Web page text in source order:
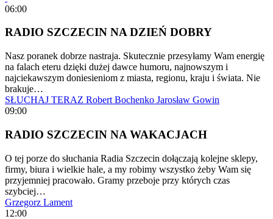
06:00
RADIO SZCZECIN NA DZIEŃ DOBRY
Nasz poranek dobrze nastraja. Skutecznie przesyłamy Wam energię
na falach eteru dzięki dużej dawce humoru, najnowszym i
najciekawszym doniesieniom z miasta, regionu, kraju i świata. Nie
brakuje…
SŁUCHAJ TERAZ Robert Bochenko Jarosław Gowin
09:00
RADIO SZCZECIN NA WAKACJACH
O tej porze do słuchania Radia Szczecin dołączają kolejne sklepy,
firmy, biura i wielkie hale, a my robimy wszystko żeby Wam się
przyjemniej pracowało. Gramy przeboje przy których czas
szybciej…
Grzegorz Lament
12:00